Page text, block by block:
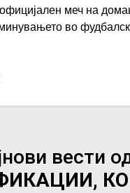
меч на
во
вести